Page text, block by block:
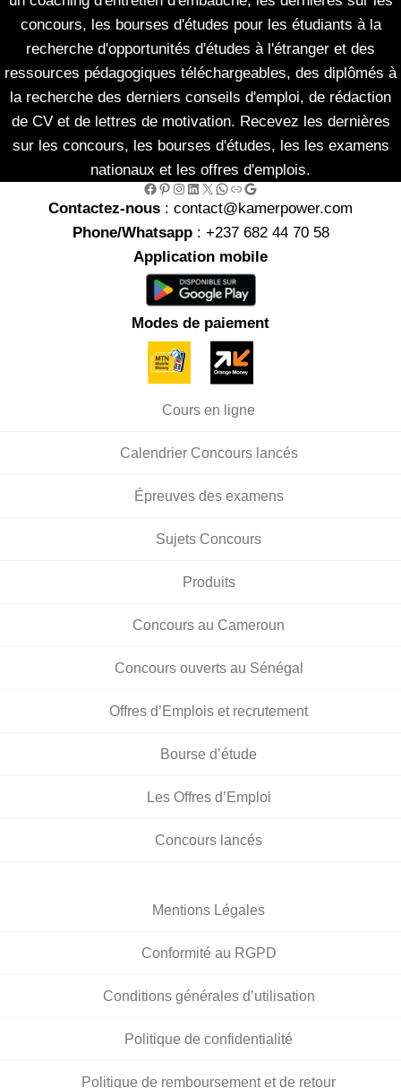
concours, les bourses d'études pour les étudiants à la
recherche d'opportunités d'études à l'étranger et des
ressources pédagogiques téléchargeables, des diplômés à
la recherche des derniers conseils d'emploi, de rédaction
de CV et de lettres de motivation. Recevez les dernières
sur les concours, les bourses d'études, les les examens
nationaux et les offres d'emplois.
Facebook Pinterest InstagramLinkedIn X WhatsApp Link Google
Contactez-nous : contact@kamerpower.com
Phone/Whatsapp: +237 682 44 70 58
Application mobile
Modes de paiement
Cours en ligne
Calendrier Concours lancés
Épreuves des examens
Sujets Concours
Produits
Concours au Cameroun
Concours ouverts au Sénégal
Offres d’Emplois et recrutement
Bourse d’étude
Les Offres d’Emploi
Concours lancés
Mentions Légales
Conformité au RGPD
Conditions générales d’utilisation
Politique de confidentialité
Politique de remboursement et de retour